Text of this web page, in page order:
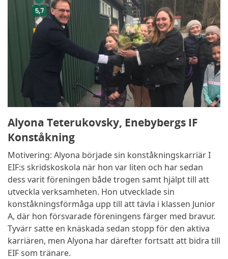
Alyona Teterukovsky, Enebybergs IF
Konståkning
Motivering: Alyona började sin konståkningskarriär I
EIF:s skridskoskola när hon var liten och har sedan
dess varit föreningen både trogen samt hjälpt till att
utveckla verksamheten. Hon utvecklade sin
konståkningsförmåga upp till att tävla i klassen Junior
A, där hon försvarade föreningens färger med bravur.
Tyvärr satte en knäskada sedan stopp för den aktiva
karriären, men Alyona har därefter fortsatt att bidra till
EIF som tränare.